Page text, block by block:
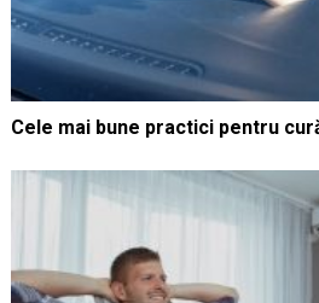
Cele mai bune practici pentru